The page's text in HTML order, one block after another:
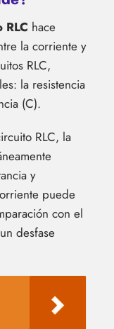
hace
la corriente y
RLC,
la resistencia
(C).
RLC, la
y
puede
con el
desfase